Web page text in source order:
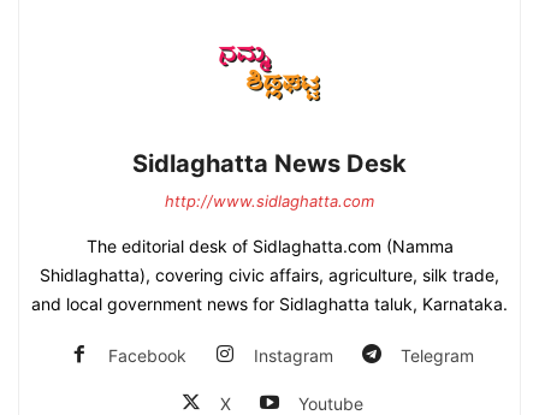
Sidlaghatta News Desk
http://www.sidlaghatta.com
The editorial desk of Sidlaghatta.com (Namma
Shidlaghatta), covering civic affairs, agriculture, silk trade,
and local government news for Sidlaghatta taluk, Karnataka.
Facebook Instagram Telegram
X Youtube